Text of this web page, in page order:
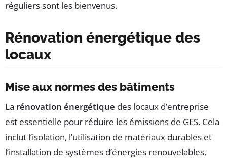
réguliers sont les bienvenus.
Rénovation énergétique des
locaux
Mise aux normes des bâtiments
La rénovation énergétique des locaux d’entreprise
est essentielle pour réduire les émissions de GES. Cela
inclut l’isolation, l’utilisation de matériaux durables et
l’installation de systèmes d’énergies renouvelables,